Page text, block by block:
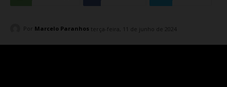
Por Marcelo Paranhos terça-feira, 11 de junho de 2024